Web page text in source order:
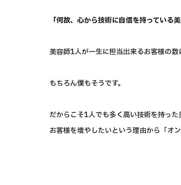
「何故、心から技術に自信を持っている
美容師1人が一生に担当出来るお客様の数
もちろん僕もそうです。
だからこそ1人でも多く高い技術を持っ
お客様を増やしたいという理由から「オ